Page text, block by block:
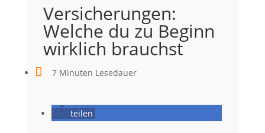
Versicherungen:
Welche du zu Beginn
wirklich brauchst
 7 Minuten Lesedauer
teilen